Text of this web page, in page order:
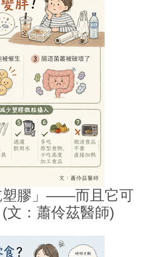
塑膠」——而且它可
文：蕭伶茲醫師)